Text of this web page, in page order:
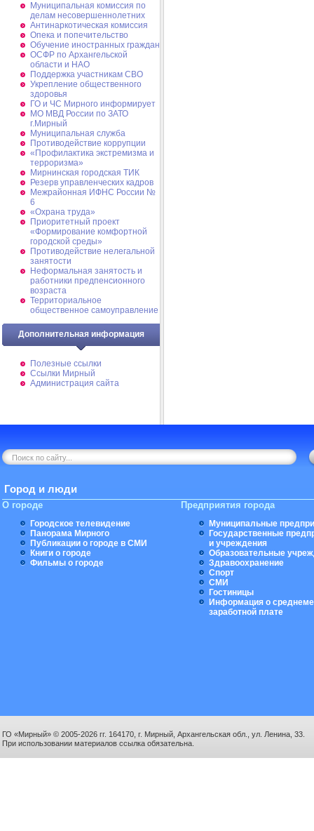
Муниципальная комиссия по
делам несовершеннолетних
Антинаркотическая комиссия
Опека и попечительство
Обучение иностранных граждан
ОСФР по Архангельской
области и НАО
Поддержка участникам СВО
Укрепление общественного
здоровья
ГО и ЧС Мирного информирует
МО МВД России по ЗАТО
г.Мирный
Муниципальная cлужба
Противодействие коррупции
«Профилактика экстремизма и
терроризма»
Мирнинская городская ТИК
Резерв управленческих кадров
Межрайонная ИФНС России №
6
«Охрана труда»
Приоритетный проект
«Формирование комфортной
городской среды»
Противодействие нелегальной
занятости
Неформальная занятость и
работники предпенсионного
возраста
Территориальное
общественное самоуправление
Дополнительная информация
Полезные ссылки
Ссылки Мирный
Администрация сайта
Город и люди
О городе
Городское телевидение
Панорама Мирного
Публикации о городе в СМИ
Книги о городе
Фильмы о городе
Предприятия города
Муниципальные
Государственные
и учреждения
Образовательные
Здравоохранение
Спорт
СМИ
Гостиницы
Информация о
заработной плате
ГО «Мирный» © 2005-2026 гг. 164170, г. Мирный, Архангельская обл., ул. Ленина, 33.
При использовании материалов ссылка обязательна.